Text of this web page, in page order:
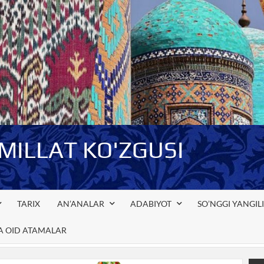
KO'ZGUSI
TARIX AN’ANALAR ADABIYOT SO’NGGI
OID ATAMALAR